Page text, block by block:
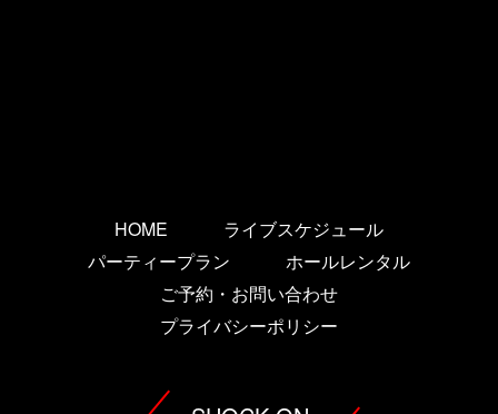
HOME
ライブスケジュール
パーティープラン
ホールレンタル
ご予約・お問い合わせ
プライバシーポリシー